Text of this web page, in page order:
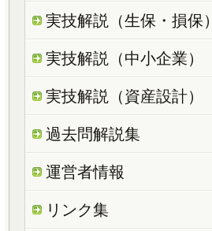
実技解説（生保・損保）
実技解説（中小企業）
実技解説（資産設計）
過去問解説集
運営者情報
リンク集